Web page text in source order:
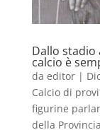
Dallo stadio
calcio è
da editor|
Calcio di
figurine
della Provincia